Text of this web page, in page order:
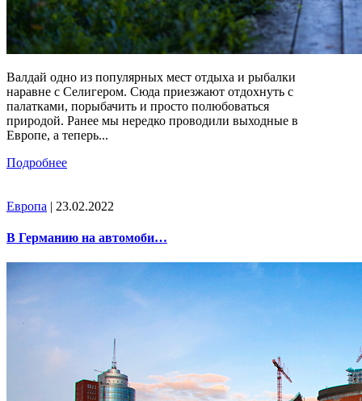
Валдай одно из популярных мест отдыха и рыбалки
наравне с Селигером. Сюда приезжают отдохнуть с
палатками, порыбачить и просто полюбоваться
природой. Ранее мы нередко проводили выходные в
Европе, а теперь...
Подробнее
Европа | 23.02.2022
В Германию на автомоби…